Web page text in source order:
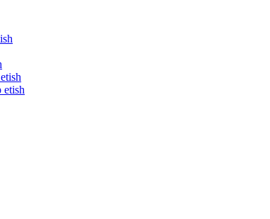
etish